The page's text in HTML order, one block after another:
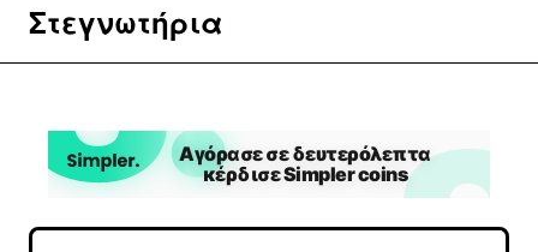
Στεγνωτήρια